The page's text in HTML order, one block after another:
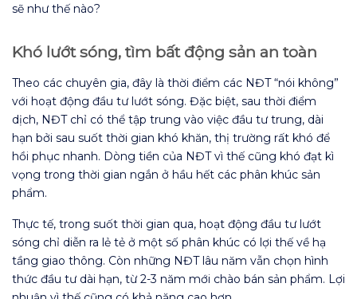
sẽ như thế nào?
Khó lướt sóng, tìm bất động sản an toàn
Theo các chuyên gia, đây là thời điểm các NĐT “nói không”
với hoạt động đầu tư lướt sóng. Đặc biệt, sau thời điểm
dịch, NĐT chỉ có thể tập trung vào việc đầu tư trung, dài
hạn bởi sau suốt thời gian khó khăn, thị trường rất khó để
hồi phục nhanh. Dòng tiền của NĐT vì thế cũng khó đạt kì
vọng trong thời gian ngắn ở hầu hết các phân khúc sản
phẩm.
Thực tế, trong suốt thời gian qua, hoạt động đầu tư lướt
sóng chỉ diễn ra lẻ tẻ ở một số phân khúc có lợi thế về hạ
tầng giao thông. Còn những NĐT lâu năm vẫn chọn hình
thức đầu tư dài hạn, từ 2-3 năm mới chào bán sản phẩm. Lợi